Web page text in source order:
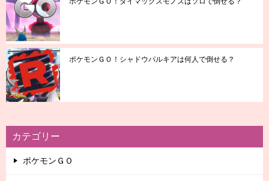
ポケモンＧＯ！シャドウパルキアは何人で倒せる？
カテゴリー
ポケモンＧＯ